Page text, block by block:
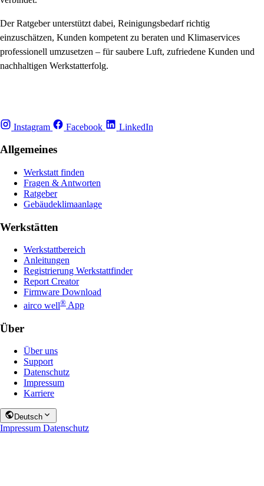
Der Ratgeber unterstützt dabei, Reinigungsbedarf richtig
einzuschätzen, Kunden kompetent zu beraten und Klimaservices
professionell umzusetzen – für saubere Luft, zufriedene Kunden und
nachhaltigen Werkstatterfolg.
Instagram Facebook LinkedIn
Allgemeines
Werkstatt finden
Fragen & Antworten
Ratgeber
Gebäudeklimaanlage
Werkstätten
Werkstattbereich
Anleitungen
Registrierung Werkstattfinder
Report Creator
Firmware Download
airco well® App
Über
Über uns
Support
Datenschutz
Impressum
Karriere
Deutsch
Impressum Datenschutz